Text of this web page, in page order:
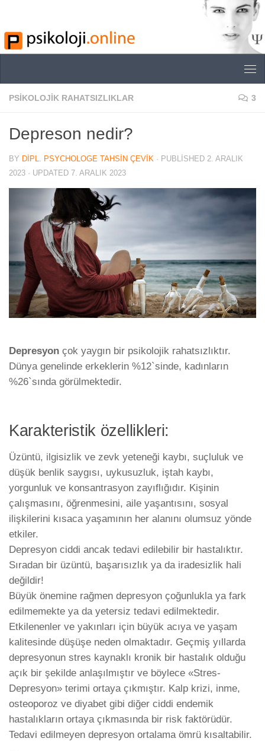
PSIKOLOJIK RAHATSIZLIKLAR 3
Depreson nedir?
BY DIPL. PSYCHOLOGE TAHSIN ÇEVIK · PUBLISHED 2. ARALIK
2023 · UPDATED 7. ARALIK 2023
Depresyon çok yaygın bir psikolojik rahatsızlıktır.
Dünya genelinde erkeklerin %12`sinde, kadınların
%26`sında görülmektedir.
Karakteristik özellikleri:
Üzüntü, ilgisizlik ve zevk yeteneği kaybı, suçluluk ve
düşük benlik saygısı, uykusuzluk, iştah kaybı,
yorgunluk ve konsantrasyon zayıflığıdır. Kişinin
çalışmasını, öğrenmesini, aile yaşantısını, sosyal
ilişkilerini kısaca yaşamının her alanını olumsuz yönde
etkiler.
Depresyon ciddi ancak tedavi edilebilir bir hastalıktır.
Sıradan bir üzüntü, başarısızlık ya da iradesizlik hali
değildir!
Büyük önemine rağmen depresyon çoğunlukla ya fark
edilmemekte ya da yetersiz tedavi edilmektedir.
Etkilenenler ve yakınları için büyük acıya ve yaşam
kalitesinde düşüşe neden olmaktadır. Geçmiş yıllarda
depresyonun stres kaynaklı kronik bir hastalık olduğu
açık bir şekilde anlaşılmıştır ve böylece «Stres-
Depresyon» terimi ortaya çıkmıştır. Kalp krizi, inme,
osteoporoz ve diyabet gibi diğer ciddi endemik
hastalıkların ortaya çıkmasında bir risk faktörüdür.
Tedavi edilmeyen depresyon ortalama ömrü kısaltabilir.